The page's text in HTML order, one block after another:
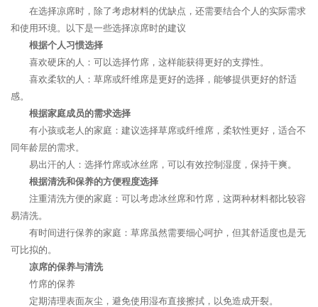
在选择凉席时，除了考虑材料的优缺点，还需要结合个人的实际需求
和使用环境。以下是一些选择凉席时的建议
根据个人习惯选择
喜欢硬床的人：可以选择竹席，这样能获得更好的支撑性。
喜欢柔软的人：草席或纤维席是更好的选择，能够提供更好的舒适
感。
根据家庭成员的需求选择
有小孩或老人的家庭：建议选择草席或纤维席，柔软性更好，适合不
同年龄层的需求。
易出汗的人：选择竹席或冰丝席，可以有效控制湿度，保持干爽。
根据清洗和保养的方便程度选择
注重清洗方便的家庭：可以考虑冰丝席和竹席，这两种材料都比较容
易清洗。
有时间进行保养的家庭：草席虽然需要细心呵护，但其舒适度也是无
可比拟的。
凉席的保养与清洗
竹席的保养
定期清理表面灰尘，避免使用湿布直接擦拭，以免造成开裂。